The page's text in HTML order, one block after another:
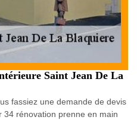
Saint Jean De La
fassiez une demande de devis
rénovation prenne en main